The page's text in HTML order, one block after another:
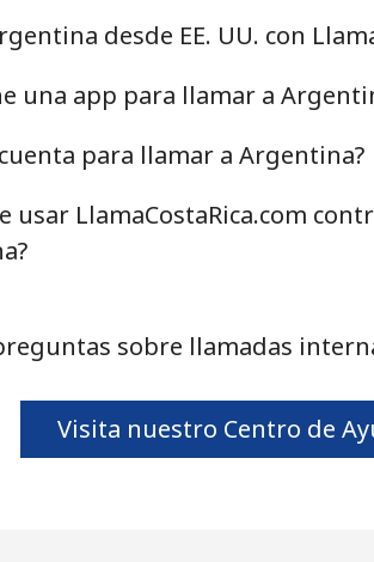
14
14 min
14 min
294
desde EE. UU. con
una app para llamar a
para llamar a Argentina?
usar LlamaCostaRica.com
sobre llamadas
Visita nuestro Centro de